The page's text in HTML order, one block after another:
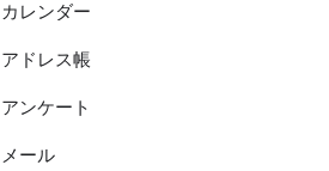
カレンダー
アドレス帳
アンケート
メール